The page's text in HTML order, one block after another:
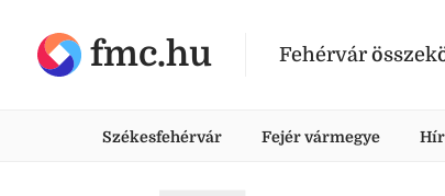
fmc.hu Fehérvár
Székesfehérvár Fejér vármegye